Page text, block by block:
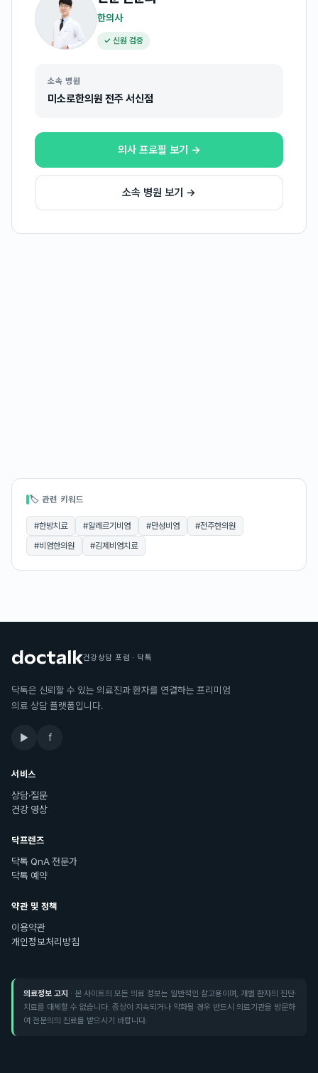
한의사
✓ 신원 검증
소속 병원
미소로한의원 전주 서신점
의사 프로필 보기 →
소속 병원 보기 →
🏷 관련 키워드
#한방치료 #알레르기비염 #만성비염 #전주한의원
#비염한의원 #김제비염치료
건강상담 포럼 · 닥톡
닥톡은 신뢰할 수 있는 의료진과 환자를 연결하는 프리미엄
의료 상담 플랫폼입니다.
▶ f
서비스
상담·질문
건강 영상
닥프렌즈
닥톡 QnA 전문가
닥톡 예약
약관 및 정책
이용약관
개인정보처리방침
의료정보 고지 · 본 사이트의 모든 의료 정보는 일반적인 참고용이며, 개별 환자의 진단·
치료를 대체할 수 없습니다. 증상이 지속되거나 악화될 경우 반드시 의료기관을 방문하
여 전문의의 진료를 받으시기 바랍니다.